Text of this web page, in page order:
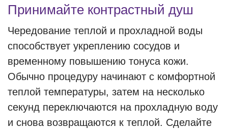
Принимайте контрастный душ
Чередование теплой и прохладной воды
способствует укреплению сосудов и
временному повышению тонуса кожи.
Обычно процедуру начинают с комфортной
теплой температуры, затем на несколько
секунд переключаются на прохладную воду
и снова возвращаются к теплой. Сделайте